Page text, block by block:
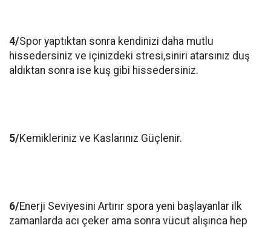
4/Spor yaptıktan sonra kendinizi daha mutlu
hissedersiniz ve içinizdeki stresi,siniri atarsınız duş
aldıktan sonra ise kuş gibi hissedersiniz.
5/Kemikleriniz ve Kaslarınız Güçlenir.
6/Enerji Seviyesini Artırır spora yeni başlayanlar ilk
zamanlarda acı çeker ama sonra vücut alışınca hep